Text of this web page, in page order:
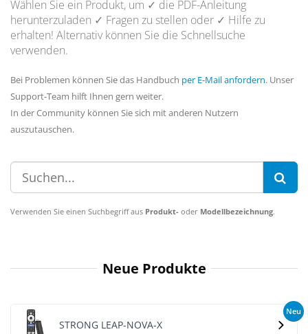
Wählen Sie ein Produkt, um ✓ die PDF-Anleitung
herunterzuladen ✓ Fragen zu stellen oder ✓ Hilfe zu
erhalten! Alternativ können Sie die Schnellsuche
verwenden.
Bei Problemen können Sie das Handbuch per E-Mail anfordern. Unser
Support-Team hilft Ihnen gern weiter.
In der Community können Sie sich mit anderen Nutzern
auszutauschen.
Verwenden Sie einen Suchbegriff aus Produkt- oder Modellbezeichnung.
Neue Produkte
Neu
STRONG LEAP-NOVA-X